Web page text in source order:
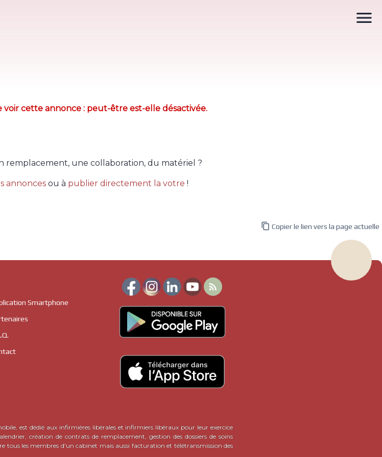
voir cette annonce : peut-être est-elle désactivée.
remplacement, une collaboration, du matériel ?
annonces ou à publier directement la votre !

 Copier le lien vers la page actuelle
Smartphone

est dédié aux infirmières libérales et infirmiers libéraux pour leur exercice
création de contrats de remplacement, gestion des dossiers de soins
tous les membres d'un cabinet mais aussi facturation et télétransmission des